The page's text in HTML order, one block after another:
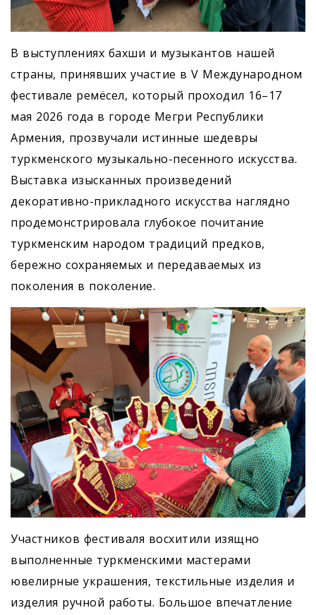
В выступлениях бахши и музыкантов нашей
страны, принявших участие в V Международном
фестивале ремёсел, который проходил 16–17
мая 2026 года в городе Мегри Республики
Армения, прозвучали истинные шедевры
туркменского музыкально-песенного искусства.
Выставка изысканных произведений
декоративно-прикладного искусства наглядно
продемонстрировала глубокое почитание
туркменским народом традиций предков,
бережно сохраняемых и передаваемых из
поколения в поколение.
Участников фестиваля восхитили изящно
выполненные туркменскими мастерами
ювелирные украшения, текстильные изделия и
изделия ручной работы. Большое впечатление